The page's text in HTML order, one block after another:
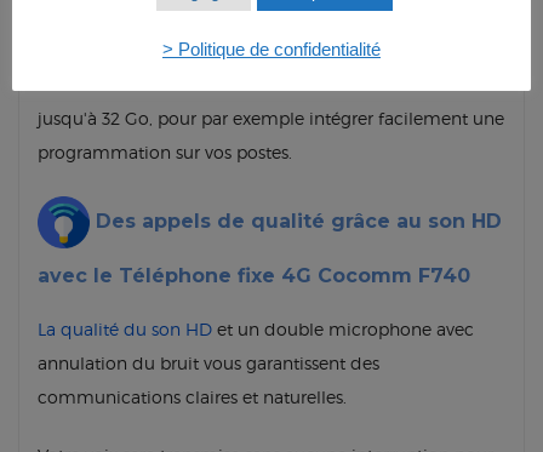
données depuis vos ordinateurs grâce à sa mémoire
intégrée. En outre, vous avez la possibilité d'incorporer
jusqu'à 32 Go, pour par exemple intégrer facilement une
programmation sur vos postes.
Des appels de qualité grâce au son HD
avec le Téléphone fixe 4G Cocomm F740
La qualité du son HD et un double microphone avec
annulation du bruit vous garantissent des
communications claires et naturelles.
> Politique de confidentialité